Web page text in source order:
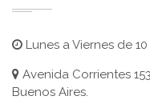
Lunes a Viernes de 10
Avenida Corrientes
Buenos Aires.